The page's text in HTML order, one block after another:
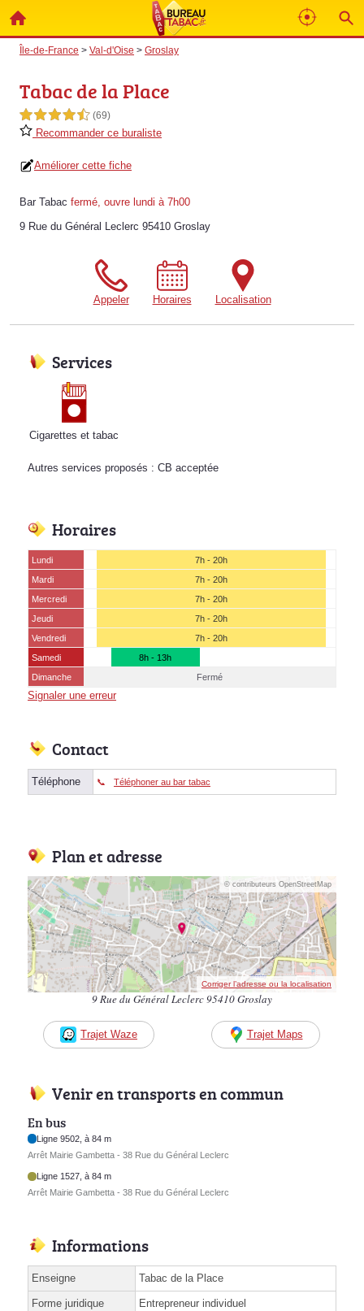
Île-de-France > Val-d'Oise > Groslay
Tabac de la Place
4,5 étoiles sur 5 (69)
Recommander ce buraliste
Améliorer cette fiche
Bar Tabac fermé, ouvre lundi à 7h00
9 Rue du Général Leclerc 95410 Groslay
Appeler Horaires Localisation
Services
Cigarettes et tabac
Autres services proposés : CB acceptée
Horaires
Lundi
7h - 20h
Mardi
7h - 20h
Mercredi
7h - 20h
Jeudi
7h - 20h
Vendredi
7h - 20h
Samedi
8h - 13h
Dimanche
Fermé
Signaler une erreur
Contact
Téléphone Téléphoner au bar tabac
Plan et adresse
© contributeurs OpenStreetMap
Corriger l’adresse ou la localisation
9 Rue du Général Leclerc 95410 Groslay
Trajet Waze Trajet Maps
Venir en transports en commun
En bus
Ligne 9502, à 84 m
Arrêt Mairie Gambetta - 38 Rue du Général Leclerc
Ligne 1527, à 84 m
Arrêt Mairie Gambetta - 38 Rue du Général Leclerc
Informations
Enseigne Tabac de la Place
Forme juridique Entrepreneur individuel